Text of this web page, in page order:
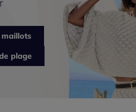
maillots
plage